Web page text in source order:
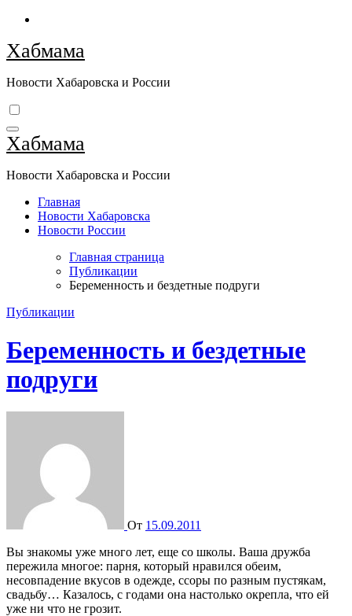
Перейти
содержимому
Хабмама
Новости Хабаровска и России
Хабмама
Новости Хабаровска и России
Главная
Новости Хабаровска
Новости России
Главная страница
Публикации
Беременность и бездетные подруги
Публикации
Беременность и бездетные
подруги
От 15.09.2011
Вы знакомы уже много лет, еще со школы. Ваша дружба
пережила многое: парня, который нравился обеим,
несовпадение вкусов в одежде, ссоры по разным пустякам,
свадьбу… Казалось, с годами она настолько окрепла, что ей
уже ни что не грозит.